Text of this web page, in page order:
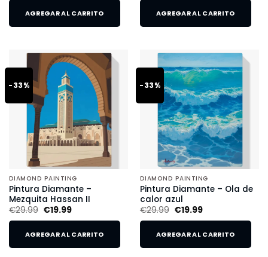
AGREGAR AL CARRITO AGREGAR AL CARRITO
-33%
DIAMOND PAINTING
Pintura Diamante –
Mezquita Hassan II
€29.99 €19.99
AGREGAR AL CARRITO
-33%
DIAMOND PAINTING
Pintura Diamante – Ola de
calor azul
€29.99 €19.99
AGREGAR AL CARRITO